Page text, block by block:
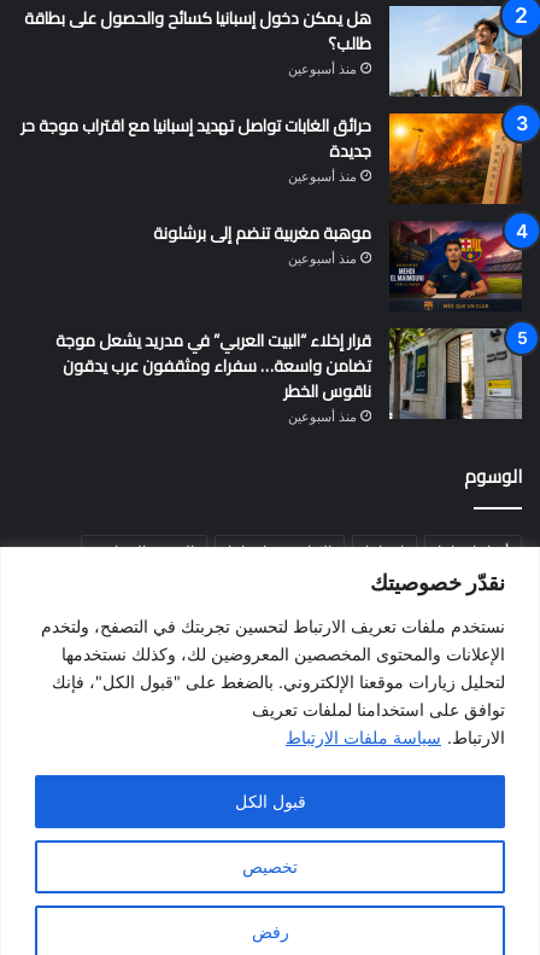
نقدّر خصوصيتك
نستخدم ملفات تعريف الارتباط لتحسين تجربتك في التصفح، ولتخدم
الإعلانات والمحتوى المخصصين المعروضين لك، وكذلك نستخدمها
لتحليل زيارات موقعنا الإلكتروني. بالضغط على "قبول الكل"، فإنك
توافق على استخدامنا لملفات تعريف
الارتباط. سياسة ملفات الارتباط
تخصيص
رفض
قبول الكل
هل يمكن دخول إسبانيا كسائح والحصول على بطاقة
طالب؟
منذ أسبوعين
حرائق الغابات تواصل تهديد إسبانيا مع اقتراب موجة حر
جديدة
منذ أسبوعين
موهبة مغربية تنضم إلى برشلونة
منذ أسبوعين
قرار إخلاء “البيت العربي” في مدريد يشعل موجة
تضامن واسعة… سفراء ومثقفون عرب يدقون
ناقوس الخطر
منذ أسبوعين
الوسوم
أخبار إسبانيا إسبانيا الإقامة في إسبانيا التسوية الجماعية
الجالية المغربية الجنسية الإسبانية
المغرب المهاجرين الهجرة الهجرة إلى إسبانيا برشلونة
بيدرو سانشيز فالنسيا فيضانات قانون الهجرة كطلونيا
مدريد
جميع الحقوق محفوظة لموقع أخبار إسبانيا
الرئيسية
سياسة الخصوصية
الشروط و الأحكام
اتفاقية ملفات تعريف الارتباط
اتصل بنا من نحن